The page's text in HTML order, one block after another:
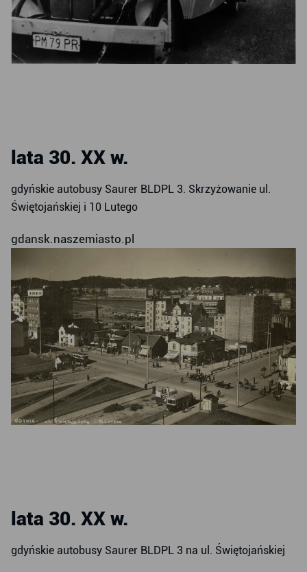
lata 30. XX w.
gdyńskie autobusy Saurer BLDPL 3. Skrzyżowanie ul.
Świętojańskiej i 10 Lutego
gdansk.naszemiasto.pl
lata 30. XX w.
gdyńskie autobusy Saurer BLDPL 3 na ul. Świętojańskiej